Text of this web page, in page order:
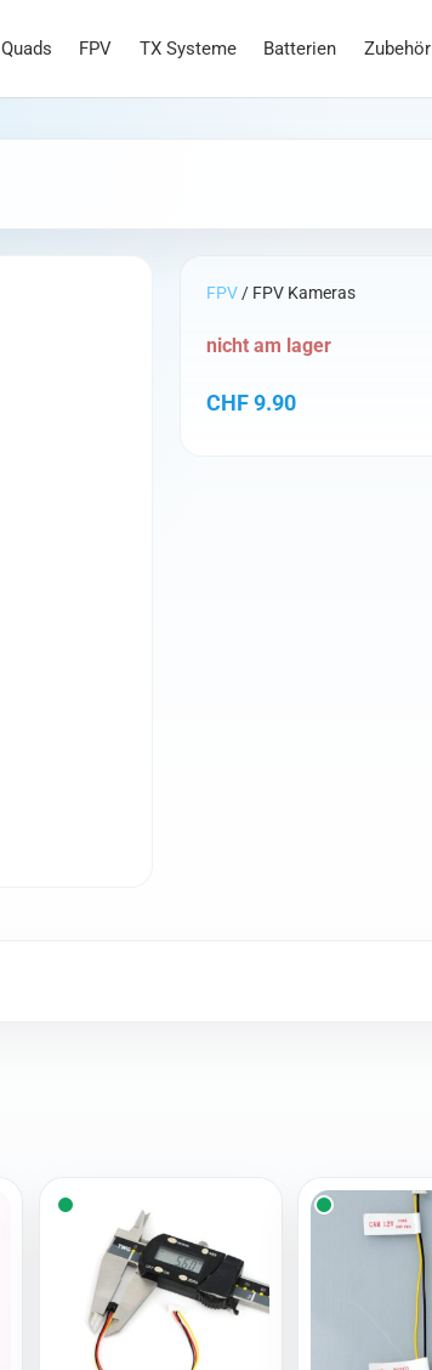
Quads FPV TX Systeme Batterien Zubehör
FPV/ FPV Kameras
CHF9.90
nicht am lager